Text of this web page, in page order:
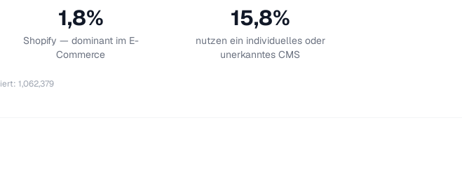
1,8%
Shopify — dominant im E-
Commerce
15,8%
nutzen ein individuelles oder
unerkanntes CMS
: 1,062,379